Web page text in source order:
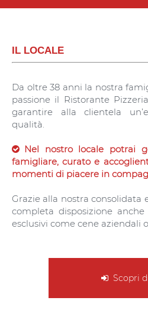
IL LOCALE
Da oltre 38 anni la nostra
passione il Ristorante
garantire alla clientela
qualità.
Nel nostro locale potrai
famigliare, curato e
momenti di piacere in
Grazie alla nostra consolidata
completa disposizione
esclusivi come cene aziendali
Scopri